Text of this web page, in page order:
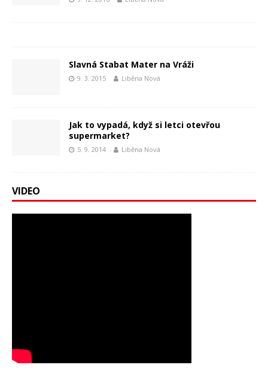
Slavná Stabat Mater na Vráži
9. 3. 2015 Liběna Nová
Jak to vypadá, když si letci otevřou
supermarket?
5. 9. 2014 Liběna Nová
VIDEO